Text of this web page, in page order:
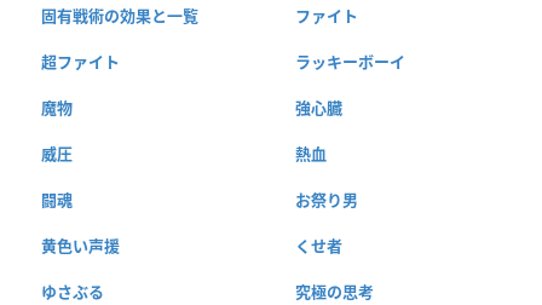
固有戦術の効果と一覧 ファイト
超ファイト ラッキーボーイ
魔物 強心臓
威圧 熱血
闘魂 お祭り男
黄色い声援 くせ者
ゆさぶる 究極の思考